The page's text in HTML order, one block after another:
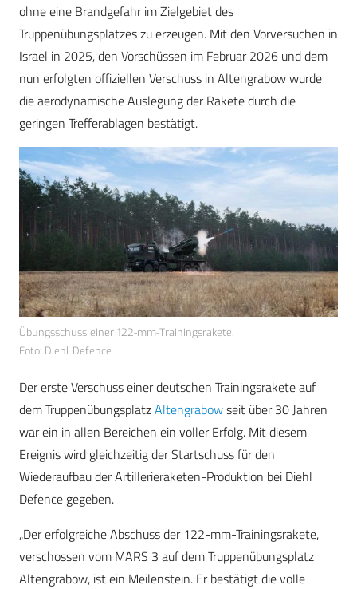
ohne eine Brandgefahr im Zielgebiet des
Truppenübungsplatzes zu erzeugen. Mit den Vorversuchen in
Israel in 2025, den Vorschüssen im Februar 2026 und dem
nun erfolgten offiziellen Verschuss in Altengrabow wurde
die aerodynamische Auslegung der Rakete durch die
geringen Trefferablagen bestätigt.
Übungsschuss einer 122-mm-Trainingsrakete.
Foto: Diehl Defence
Der erste Verschuss einer deutschen Trainingsrakete auf
dem TruppenübungsplatzAltengrabowseit über 30 Jahren
war ein in allen Bereichen ein voller Erfolg. Mit diesem
Ereignis wird gleichzeitig der Startschuss für den
Wiederaufbau der Artillerieraketen-Produktion bei Diehl
Defence gegeben.
„Der erfolgreiche Abschuss der 122-mm-Trainingsrakete,
verschossen vom MARS 3 auf dem Truppenübungsplatz
Altengrabow, ist ein Meilenstein. Er bestätigt die volle